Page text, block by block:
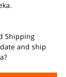
Shipping
and ship